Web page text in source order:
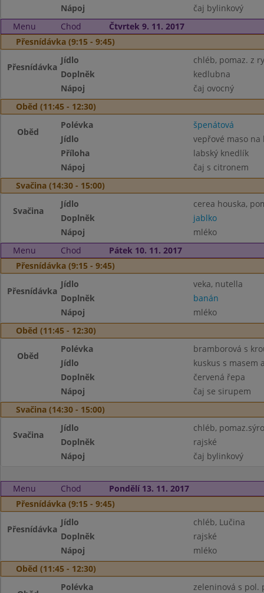
Nápoj
čaj bylinkový
Menu
Chod
Čtvrtek 9. 11. 2017
Přesnídávka (9:15 - 9:45)
Přesnídávka
Jídlo
chléb, pomaz. z
Doplněk
kedlubna
Nápoj
čaj ovocný
Oběd (11:45 - 12:30)
Oběd
Polévka
špenátová
Jídlo
vepřové maso na
Příloha
labský knedlík
Nápoj
čaj s citronem
Svačina (14:30 - 15:00)
Svačina
Jídlo
cerea houska,
Doplněk
jablko
Nápoj
mléko
Menu
Chod
Pátek 10. 11. 2017
Přesnídávka (9:15 - 9:45)
Přesnídávka
Jídlo
veka, nutella
Doplněk
banán
Nápoj
mléko
Oběd (11:45 - 12:30)
Oběd
Polévka
bramborová s
Jídlo
kuskus s masem
Doplněk
červená řepa
Nápoj
čaj se sirupem
Svačina (14:30 - 15:00)
Svačina
Jídlo
chléb,
Doplněk
rajské
Nápoj
čaj bylinkový
Menu Chod
Pondělí 13. 11. 2017
Přesnídávka (9:15 - 9:45)
Přesnídávka
Jídlo
chléb, Lučina
Doplněk
rajské
Nápoj
mléko
Oběd (11:45 - 12:30)
Polévka zeleninová s pol.